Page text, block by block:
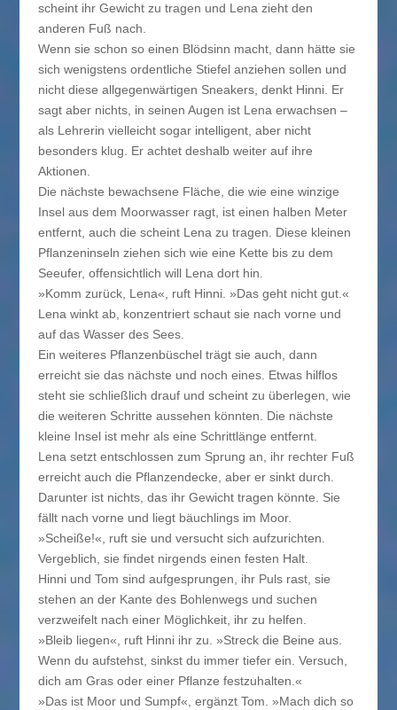
scheint ihr Gewicht zu tragen und Lena zieht den
anderen Fuß nach.
Wenn sie schon so einen Blödsinn macht, dann hätte sie
sich wenigstens ordentliche Stiefel anziehen sollen und
nicht diese allgegenwärtigen Sneakers, denkt Hinni. Er
sagt aber nichts, in seinen Augen ist Lena erwachsen –
als Lehrerin vielleicht sogar intelligent, aber nicht
besonders klug. Er achtet deshalb weiter auf ihre
Aktionen.
Die nächste bewachsene Fläche, die wie eine winzige
Insel aus dem Moorwasser ragt, ist einen halben Meter
entfernt, auch die scheint Lena zu tragen. Diese kleinen
Pflanzeninseln ziehen sich wie eine Kette bis zu dem
Seeufer, offensichtlich will Lena dort hin.
»Komm zurück, Lena«, ruft Hinni. »Das geht nicht gut.«
Lena winkt ab, konzentriert schaut sie nach vorne und
auf das Wasser des Sees.
Ein weiteres Pflanzenbüschel trägt sie auch, dann
erreicht sie das nächste und noch eines. Etwas hilflos
steht sie schließlich drauf und scheint zu überlegen, wie
die weiteren Schritte aussehen könnten. Die nächste
kleine Insel ist mehr als eine Schrittlänge entfernt.
Lena setzt entschlossen zum Sprung an, ihr rechter Fuß
erreicht auch die Pflanzendecke, aber er sinkt durch.
Darunter ist nichts, das ihr Gewicht tragen könnte. Sie
fällt nach vorne und liegt bäuchlings im Moor.
»Scheiße!«, ruft sie und versucht sich aufzurichten.
Vergeblich, sie findet nirgends einen festen Halt.
Hinni und Tom sind aufgesprungen, ihr Puls rast, sie
stehen an der Kante des Bohlenwegs und suchen
verzweifelt nach einer Möglichkeit, ihr zu helfen.
»Bleib liegen«, ruft Hinni ihr zu. »Streck die Beine aus.
Wenn du aufstehst, sinkst du immer tiefer ein. Versuch,
dich am Gras oder einer Pflanze festzuhalten.«
»Das ist Moor und Sumpf«, ergänzt Tom. »Mach dich so